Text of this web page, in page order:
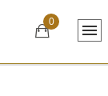
0